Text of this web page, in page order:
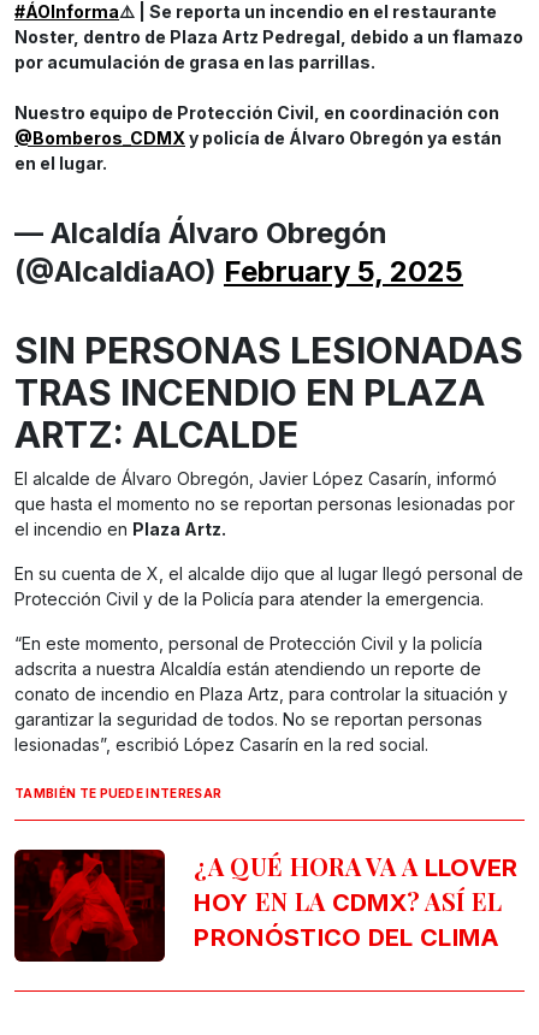
#ÁOInforma⚠️ | Se reporta un incendio en el restaurante
Noster, dentro de Plaza Artz Pedregal, debido a un flamazo
por acumulación de grasa en las parrillas.
Nuestro equipo de Protección Civil, en coordinación con
@Bomberos_CDMXy policía de Álvaro Obregón ya están
en el lugar.
— Alcaldía Álvaro Obregón
(@AlcaldiaAO) February 5, 2025
SIN PERSONAS LESIONADAS
TRAS INCENDIO EN PLAZA
ARTZ: ALCALDE
El alcalde de Álvaro Obregón, Javier López Casarín, informó
que hasta el momento no se reportan personas lesionadas por
el incendio en Plaza Artz.
En su cuenta de X, el alcalde dijo que al lugar llegó personal de
Protección Civil y de la Policía para atender la emergencia.
“En este momento, personal de Protección Civil y la policía
adscrita a nuestra Alcaldía están atendiendo un reporte de
conato de incendio en Plaza Artz, para controlar la situación y
garantizar la seguridad de todos. No se reportan personas
lesionadas”, escribió López Casarín en la red social.
TAMBIÉN TE PUEDE INTERESAR
¿A QUÉ HORA VA A LLOVER
HOY EN LA CDMX? ASÍ EL
PRONÓSTICO DEL CLIMA